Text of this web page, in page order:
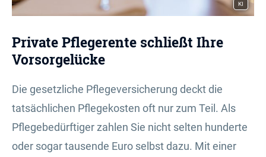
KI
Private Pfle­ge­ren­te schließt Ihre
Vorsorgelücke
Die gesetzliche Pflege­ver­si­che­rung deckt die
tatsächlichen Pflegekosten oft nur zum Teil. Als
Pflegebedürftiger zahlen Sie nicht selten hunderte
oder sogar tausende Euro selbst dazu. Mit einer